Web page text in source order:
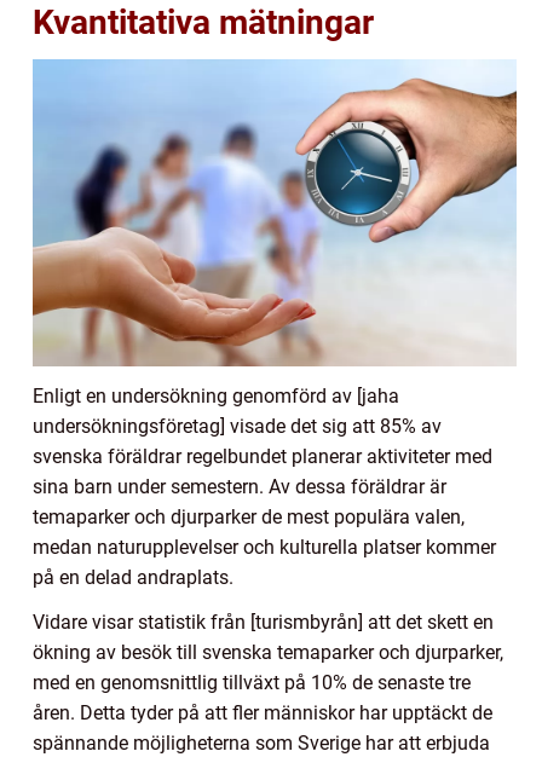
Kvantitativa mätningar
Enligt en undersökning genomförd av [jaha
undersökningsföretag] visade det sig att 85% av
svenska föräldrar regelbundet planerar aktiviteter med
sina barn under semestern. Av dessa föräldrar är
temaparker och djurparker de mest populära valen,
medan naturupplevelser och kulturella platser kommer
på en delad andraplats.
Vidare visar statistik från [turismbyrån] att det skett en
ökning av besök till svenska temaparker och djurparker,
med en genomsnittlig tillväxt på 10% de senaste tre
åren. Detta tyder på att fler människor har upptäckt de
spännande möjligheterna som Sverige har att erbjuda